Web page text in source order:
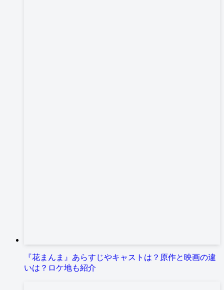
『花まんま』あらすじやキャストは？原作と映画の違
いは？ロケ地も紹介